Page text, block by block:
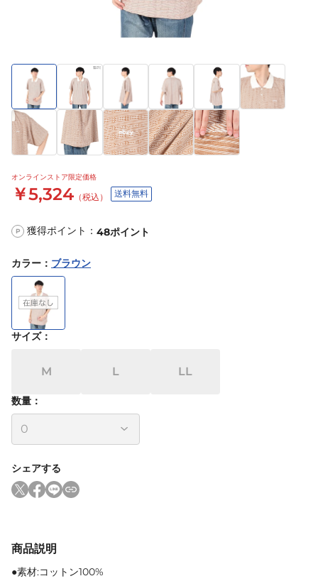
オンラインストア限定価格
￥5,324 （税込） 送料無料
P 獲得ポイント： 48ポイント
カラー ： ブラウン
サイズ：
M L LL
数量：
シェアする
商品説明
●素材:コットン100%